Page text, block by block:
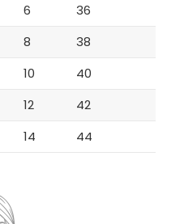
6
36
8
38
10
40
12
42
14 44